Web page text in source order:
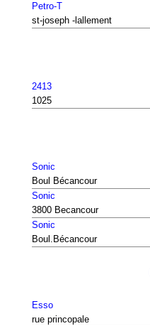
Petro-T
st-joseph -lallement
2413
1025
Sonic
Boul Bécancour
Sonic
3800 Becancour
Sonic
Boul.Bécancour
Esso
rue princopale